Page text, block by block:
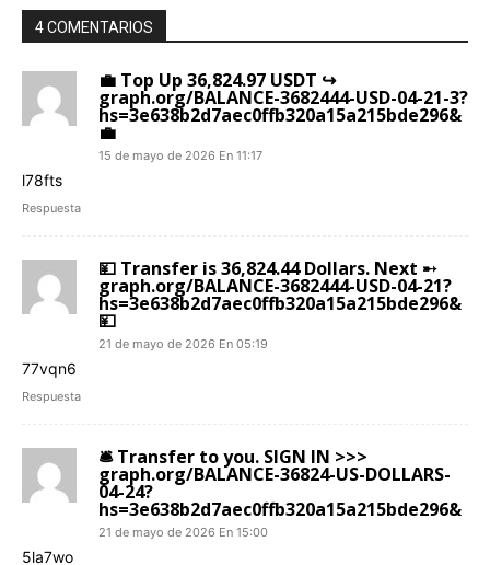
4 COMENTARIOS
💼 Top Up 36,824.97 USDT ↪
graph.org/BALANCE-3682444-USD-04-21-3?
hs=3e638b2d7aec0ffb320a15a215bde296&
💼
15 de mayo de 2026 En 11:17
l78fts
Respuesta
💴 Transfer is 36,824.44 Dollars. Next ➸
graph.org/BALANCE-3682444-USD-04-21?
hs=3e638b2d7aec0ffb320a15a215bde296&
💴
21 de mayo de 2026 En 05:19
77vqn6
Respuesta
🛎 Transfer to you. SIGN IN >>>
graph.org/BALANCE-36824-US-DOLLARS-
04-24?
hs=3e638b2d7aec0ffb320a15a215bde296&
21 de mayo de 2026 En 15:00
5la7wo